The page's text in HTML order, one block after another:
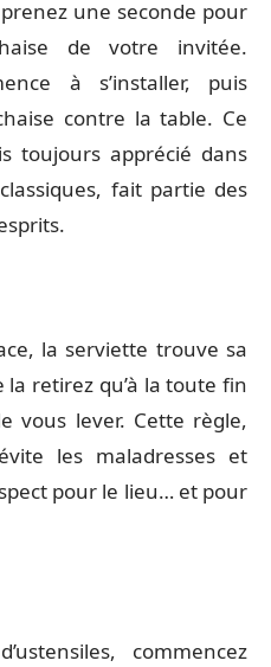
une seconde pour
de votre invitée.
à s’installer, puis
contre la table. Ce
toujours apprécié dans
fait partie des
la serviette trouve sa
retirez qu’à la toute fin
vous lever. Cette règle,
les maladresses et
pour le lieu… et pour
commencez